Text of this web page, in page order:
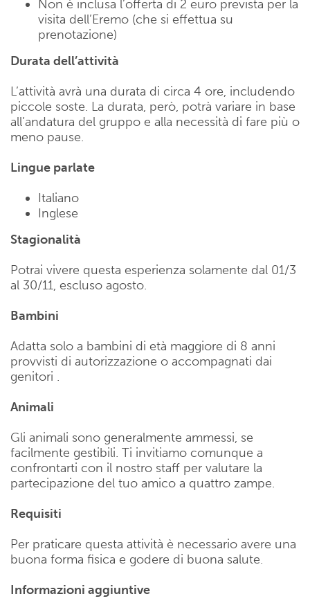
Non è inclusa l’offerta di 2 euro prevista per la
visita dell’Eremo (che si effettua su
prenotazione)
Durata dell’attività
L’attività avrà una durata di circa 4 ore, includendo
piccole soste. La durata, però, potrà variare in base
all’andatura del gruppo e alla necessità di fare più o
meno pause.
Lingue parlate
Italiano
Inglese
Stagionalità
Potrai vivere questa esperienza solamente dal 01/3
al 30/11, escluso agosto.
Bambini
Adatta solo a bambini di età maggiore di 8 anni
provvisti di autorizzazione o accompagnati dai
genitori .
Animali
Gli animali sono generalmente ammessi, se
facilmente gestibili. Ti invitiamo comunque a
confrontarti con il nostro staff per valutare la
partecipazione del tuo amico a quattro zampe.
Requisiti
Per praticare questa attività è necessario avere una
buona forma fisica e godere di buona salute.
Informazioni aggiuntive